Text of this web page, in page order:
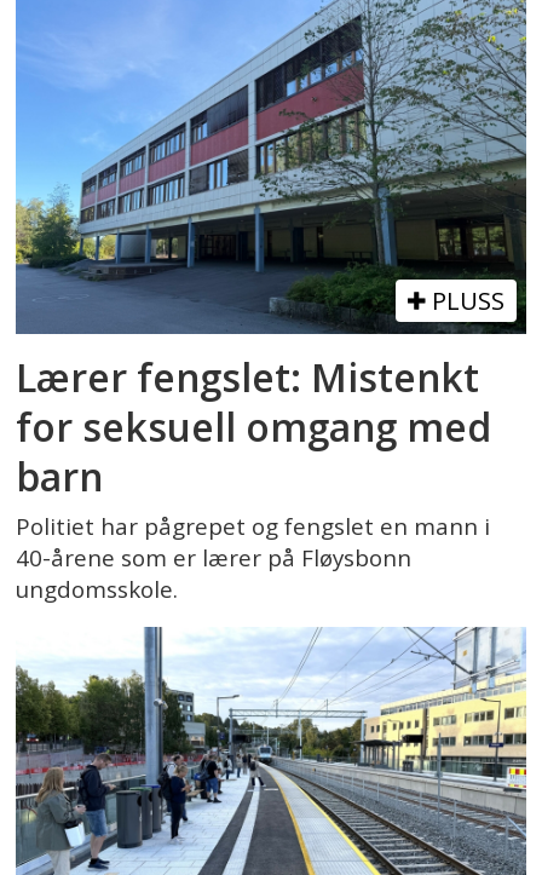
PLUSS
Lærer fengslet: Mistenkt
for seksuell omgang med
barn
Politiet har pågrepet og fengslet en mann i
40-årene som er lærer på Fløysbonn
ungdomsskole.